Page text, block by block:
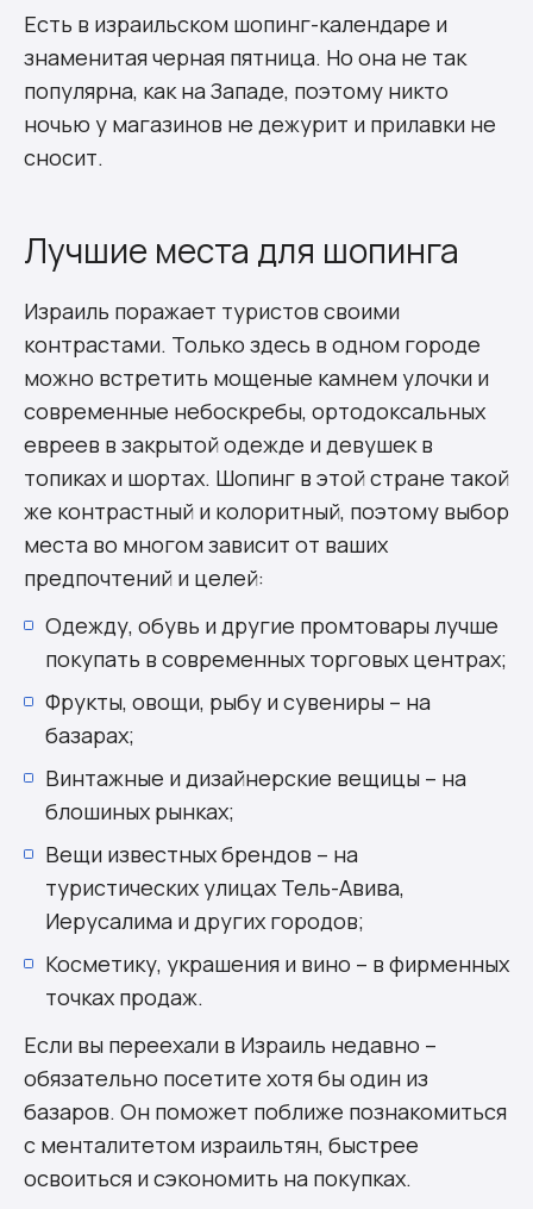
Есть в израильском шопинг-календаре и
знаменитая черная пятница. Но она не так
популярна, как на Западе, поэтому никто
ночью у магазинов не дежурит и прилавки не
сносит.
Лучшие места для шопинга
Израиль поражает туристов своими
контрастами. Только здесь в одном городе
можно встретить мощеные камнем улочки и
современные небоскребы, ортодоксальных
евреев в закрытой одежде и девушек в
топиках и шортах. Шопинг в этой стране такой
же контрастный и колоритный, поэтому выбор
места во многом зависит от ваших
предпочтений и целей:
Одежду, обувь и другие промтовары лучше
покупать в современных торговых центрах;
Фрукты, овощи, рыбу и сувениры – на
базарах;
Винтажные и дизайнерские вещицы – на
блошиных рынках;
Вещи известных брендов – на
туристических улицах Тель-Авива,
Иерусалима и других городов;
Косметику, украшения и вино – в фирменных
точках продаж.
Если вы переехали в Израиль недавно –
обязательно посетите хотя бы один из
базаров. Он поможет поближе познакомиться
с менталитетом израильтян, быстрее
освоиться и сэкономить на покупках.